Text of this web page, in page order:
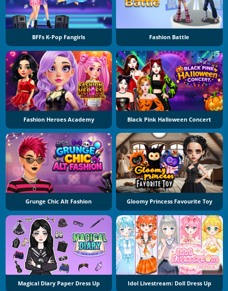
BFFs K-Pop Fangirls Fashion Battle
Fashion Heroes Academy Black Pink Halloween Concert
Grunge Chic Alt Fashion Gloomy Princess Favourite Toy
Magical Diary Paper Dress Up Idol Livestream: Doll Dress Up